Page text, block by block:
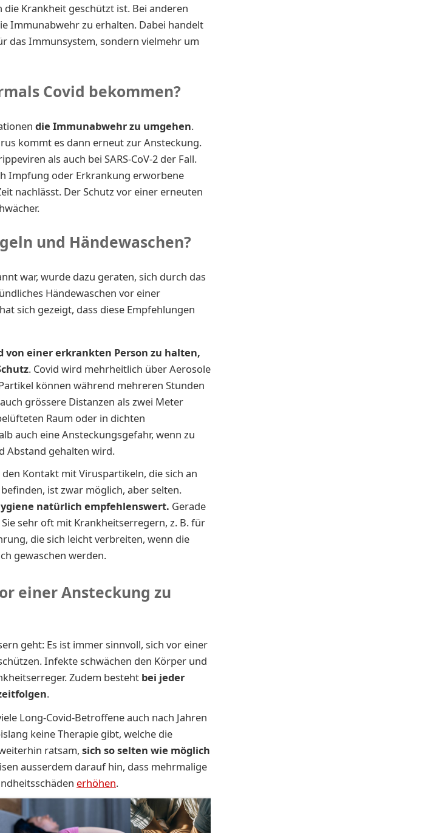
Krankheit geschützt ist. Bei anderen
Immunabwehr zu erhalten. Dabei handelt
das Immunsystem, sondern vielmehr um
Covid bekommen?
die Immunabwehr zu umgehen.
kommt es dann erneut zur Ansteckung.
als auch bei SARS-CoV-2 der Fall.
Impfung oder Erkrankung erworbene
nachlässt. Der Schutz vor einer erneuten
und Händewaschen?
war, wurde dazu geraten, sich durch das
Händewaschen vor einer
sich gezeigt, dass diese Empfehlungen
von einer erkrankten Person zu halten,
. Covid wird mehrheitlich über Aerosole
können während mehreren Stunden
grössere Distanzen als zwei Meter
Raum oder in dichten
auch eine Ansteckungsgefahr, wenn zu
Abstand gehalten wird.
Kontakt mit Viruspartikeln, die sich an
ist zwar möglich, aber selten.
natürlich empfehlenswert. Gerade
sehr oft mit Krankheitserregern, z. B. für
die sich leicht verbreiten, wenn die
gewaschen werden.
einer Ansteckung zu
geht: Es ist immer sinnvoll, sich vor einer
Infekte schwächen den Körper und
Zudem besteht bei jeder
.
Long-Covid-Betroffene auch nach Jahren
keine Therapie gibt, welche die
ratsam, sich so selten wie möglich
ausserdem darauf hin, dass mehrmalige
erhöhen.